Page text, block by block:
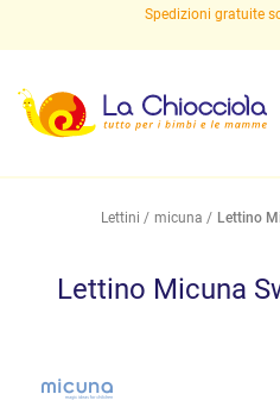
Spedizioni gratuite
Lettini micuna Lettino
Lettino Micuna